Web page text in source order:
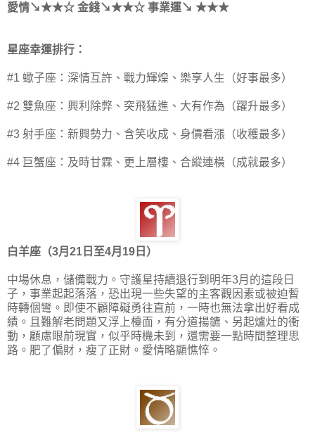
愛情↘★★☆ 金錢↘★★☆ 事業運↘ ★★★
星座幸運排行：
#1 蠍子座：深情互許、戰力輝煌、樂享人生（好事最多）
#2 雙魚座：興利除弊、突飛猛進、大有作為（躍升最多）
#3 射手座：新興勢力、含笑收成、身價看漲（收穫最多）
#4 巨蟹座：及時甘霖、更上層樓、合縱連橫（成就最多）
白羊座（3月21日至4月19日）
中場休息，儲備戰力。守護星持續退行到明年3月的這段日
子，事業起起落落，恐出現一些失望的主客觀因素或被迫暫
時轉個彎。即使不顧障礙勇往直前，一時也無法拿出好看成
績。且難解老問題又浮上檯面，有分道揚鑣、另起爐灶的衝
動，顧慮眼前現實，似乎時機未到，還需要一點時間整理思
路。肥了偏財，瘦了正財。愛情略顯憔悴。